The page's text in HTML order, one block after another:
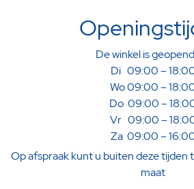
De winkel is
Di 09:00 –
Wo 09:00 –
Do 09:00 –
Vr 09:00 –
Za 09:00 –
Op afspraak kunt u buiten deze tijden
maat